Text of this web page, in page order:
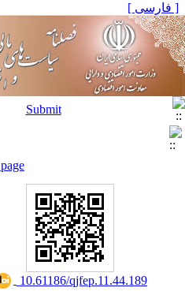
[ فارسی ]
‎ 10.61186/qjfep.11.44.189